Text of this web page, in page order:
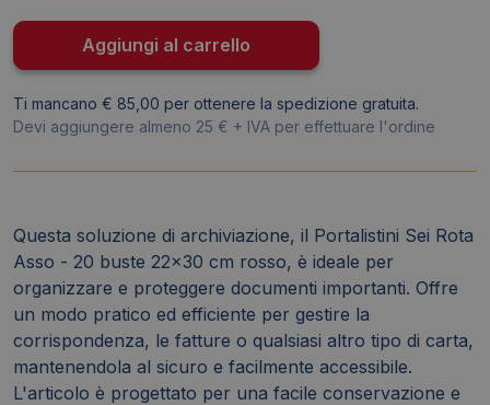
22x30
cm
Rosso
quantità
Aggiungi al carrello
Ti mancano € 85,00 per ottenere la spedizione gratuita.
Devi aggiungere almeno 25 € + IVA per effettuare l'ordine
Questa soluzione di archiviazione, il Portalistini Sei Rota
Asso - 20 buste 22x30 cm rosso, è ideale per
organizzare e proteggere documenti importanti. Offre
un modo pratico ed efficiente per gestire la
corrispondenza, le fatture o qualsiasi altro tipo di carta,
mantenendola al sicuro e facilmente accessibile.
L'articolo è progettato per una facile conservazione e